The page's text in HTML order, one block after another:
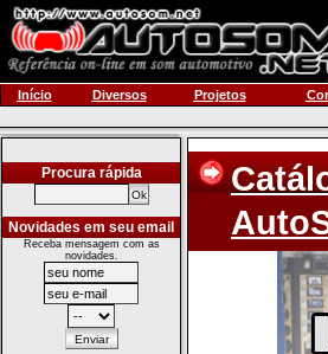
Início Diversos Projetos
Procura rápida
Novidades em seu email
Receba mensagem com as
novidades.